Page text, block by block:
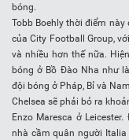
bóng.
Tobb Boehly thời điểm
của City Football Group,
và nhiều hơn thế nữa.
bóng ở Bồ Đào Nha như
đội bóng ở Pháp, Bỉ và
Chelsea sẽ phải bỏ ra
Enzo Maresca ở
nhà cầm quân người